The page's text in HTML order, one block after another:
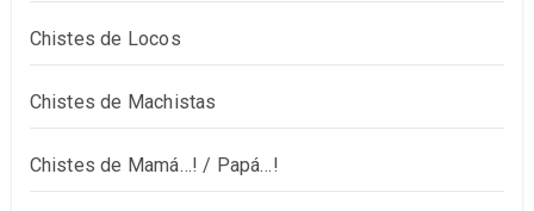
Chistes de Locos
Chistes de Machistas
Chistes de Mamá…! / Papá…!